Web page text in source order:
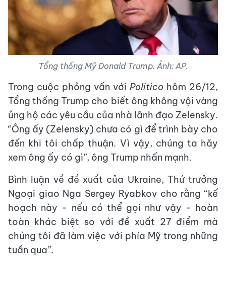
Tổng thống Mỹ Donald Trump. Ảnh: AP.
Trong cuộc phỏng vấn với Politico hôm 26/12,
Tổng thống Trump cho biết ông không vội vàng
ủng hộ các yêu cầu của nhà lãnh đạo Zelensky.
“Ông ấy (Zelensky) chưa có gì để trình bày cho
đến khi tôi chấp thuận. Vì vậy, chúng ta hãy
xem ông ấy có gì”, ông Trump nhấn mạnh.
Bình luận về đề xuất của Ukraine, Thứ trưởng
Ngoại giao Nga Sergey Ryabkov cho rằng “kế
hoạch này - nếu có thể gọi như vậy - hoàn
toàn khác biệt so với đề xuất 27 điểm mà
chúng tôi đã làm việc với phía Mỹ trong những
tuần qua”.